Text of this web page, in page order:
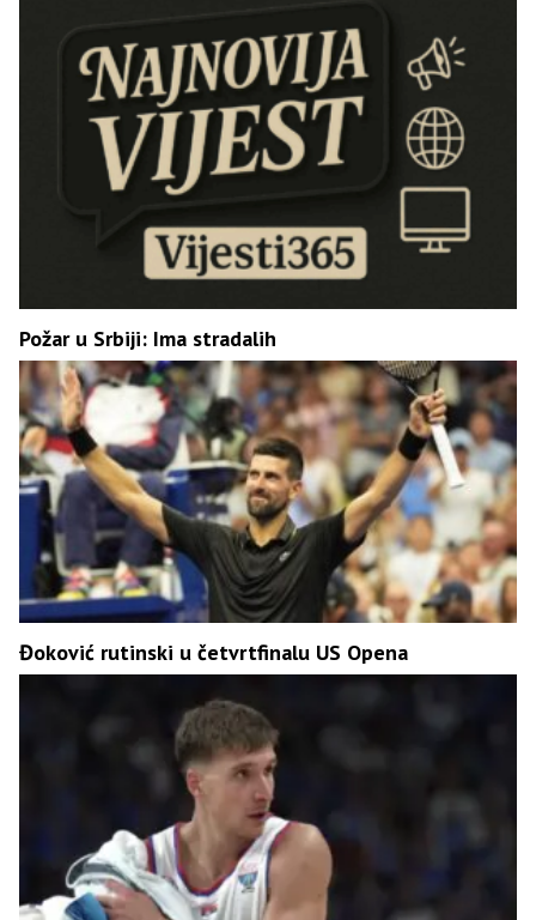
Požar u Srbiji: Ima stradalih
Đoković rutinski u četvrtfinalu US Opena